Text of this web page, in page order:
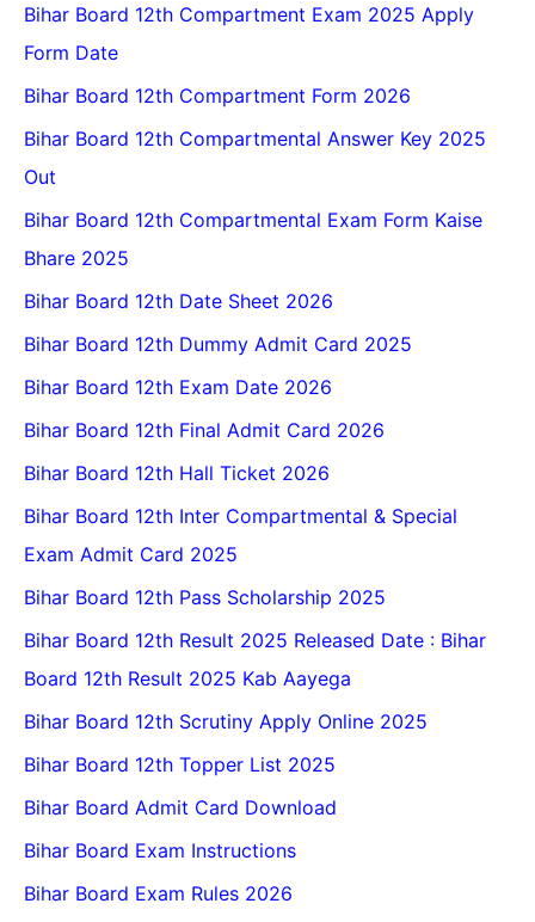
Bihar Board 12th Compartment Exam 2025 Apply
Form Date
Bihar Board 12th Compartment Form 2026
Bihar Board 12th Compartmental Answer Key 2025
Out
Bihar Board 12th Compartmental Exam Form Kaise
Bhare 2025
Bihar Board 12th Date Sheet 2026
Bihar Board 12th Dummy Admit Card 2025
Bihar Board 12th Exam Date 2026
Bihar Board 12th Final Admit Card 2026
Bihar Board 12th Hall Ticket 2026
Bihar Board 12th Inter Compartmental & Special
Exam Admit Card 2025
Bihar Board 12th Pass Scholarship 2025
Bihar Board 12th Result 2025 Released Date : Bihar
Board 12th Result 2025 Kab Aayega
Bihar Board 12th Scrutiny Apply Online 2025
Bihar Board 12th Topper List 2025
Bihar Board Admit Card Download
Bihar Board Exam Instructions
Bihar Board Exam Rules 2026